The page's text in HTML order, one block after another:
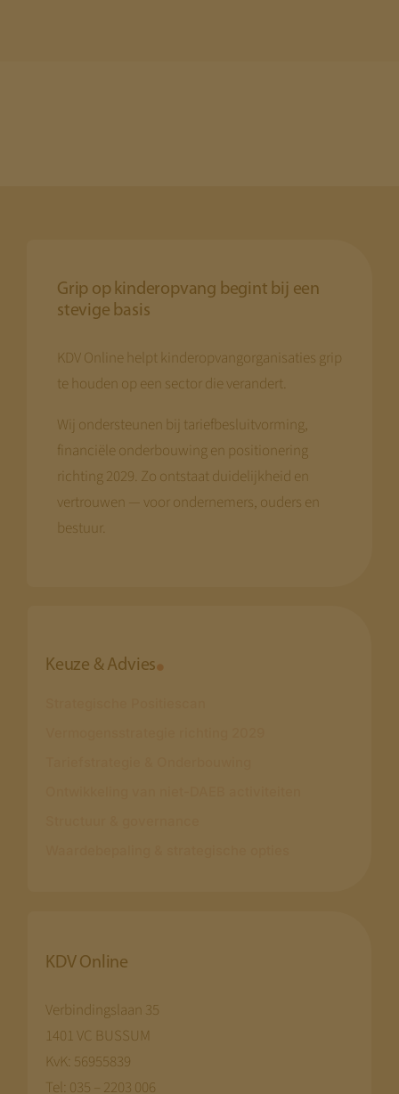
Grip op kinderopvang begint bij een
stevige basis
KDV Online helpt kinderopvangorganisaties grip
te houden op een sector die verandert.
Wij ondersteunen bij tariefbesluitvorming,
financiële onderbouwing en positionering
richting 2029. Zo ontstaat duidelijkheid en
vertrouwen — voor ondernemers, ouders en
bestuur.
Keuze & Advies
KDV Online
Verbindingslaan 35
1401 VC BUSSUM
KvK: 56955839
Tel: 035 – 2203 006